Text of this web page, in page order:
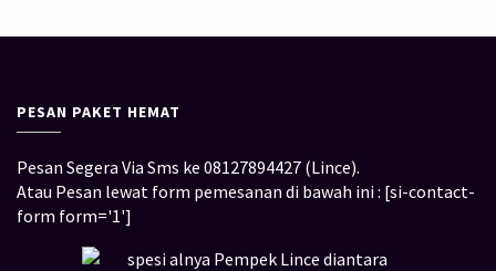
PESAN PAKET HEMAT
Pesan Segera Via Sms ke 08127894427 (Lince).
Atau Pesan lewat form pemesanan di bawah ini : [si-contact-
form form='1']